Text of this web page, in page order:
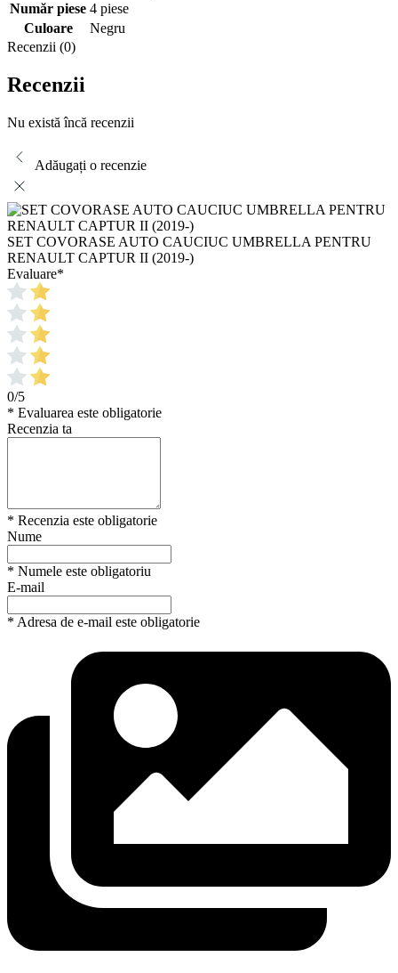
Număr piese 4 piese
Culoare
Negru
Recenzii (0)
Recenzii
Nu există încă recenzii
Adăugați o recenzie
SET COVORASE AUTO CAUCIUC UMBRELLA PENTRU
RENAULT CAPTUR II (2019-)
Evaluare*
0/5
* Evaluarea este obligatorie
Recenzia ta
* Recenzia este obligatorie
Nume
* Numele este obligatoriu
E-mail
* Adresa de e-mail este obligatorie